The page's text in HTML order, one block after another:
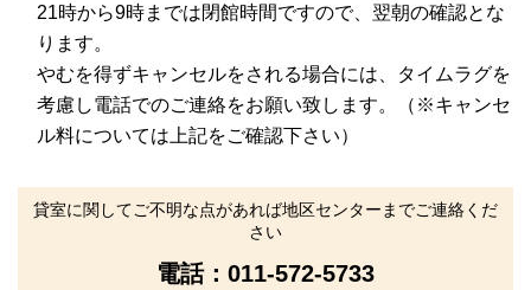
21時から9時までは閉館時間ですので、翌朝の確認とな
ります。
やむを得ずキャンセルをされる場合には、タイムラグを
考慮し電話でのご連絡をお願い致します。（※キャンセ
ル料については上記をご確認下さい）
貸室に関してご不明な点があれば地区センターまでご連絡くだ
さい
電話： 011-572-5733